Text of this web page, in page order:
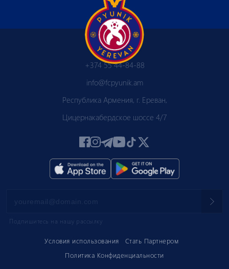
Условия использования
Стать Партнером
Политика Конфиденциальности
+374 55 44-84-88
info@fcpyunik.am
Республика Армения, г. Ереван,
Цицернакабердское шоссе 4/7
Подпишитесь на нашу рассылку